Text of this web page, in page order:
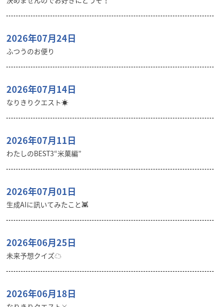
2026年07月24日
ふつうのお便り
2026年07月14日
なりきりクエスト☀️
2026年07月11日
わたしのBEST3“米菓編”
2026年07月01日
生成AIに訊いてみたこと👾
2026年06月25日
未来予想クイズ☁︎
2026年06月18日